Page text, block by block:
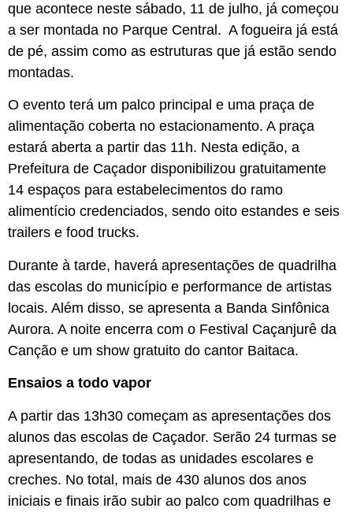
que acontece neste sábado, 11 de julho, já começou
a ser montada no Parque Central. A fogueira já está
de pé, assim como as estruturas que já estão sendo
montadas.
O evento terá um palco principal e uma praça de
alimentação coberta no estacionamento. A praça
estará aberta a partir das 11h. Nesta edição, a
Prefeitura de Caçador disponibilizou gratuitamente
14 espaços para estabelecimentos do ramo
alimentício credenciados, sendo oito estandes e seis
trailers e food trucks.
Durante à tarde, haverá apresentações de quadrilha
das escolas do município e performance de artistas
locais. Além disso, se apresenta a Banda Sinfônica
Aurora. A noite encerra com o Festival Caçanjurê da
Canção e um show gratuito do cantor Baitaca.
Ensaios a todo vapor
A partir das 13h30 começam as apresentações dos
alunos das escolas de Caçador. Serão 24 turmas se
apresentando, de todas as unidades escolares e
creches. No total, mais de 430 alunos dos anos
iniciais e finais irão subir ao palco com quadrilhas e